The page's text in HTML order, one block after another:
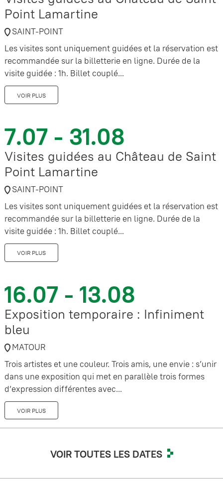
Point Lamartine
SAINT-POINT
Les visites sont uniquement guidées et la réservation est
recommandée sur la billetterie en ligne. Durée de la
visite guidée : 1h. Billet couplé...
VOIR PLUS
7.07 - 31.08
Visites guidées au Château de Saint
Point Lamartine
SAINT-POINT
Les visites sont uniquement guidées et la réservation est
recommandée sur la billetterie en ligne. Durée de la
visite guidée : 1h. Billet couplé...
VOIR PLUS
16.07 - 13.08
Exposition temporaire : Infiniment
bleu
MATOUR
Trois artistes et une couleur. Trois amis, une envie : s’unir
dans une exposition qui met en parallèle trois formes
d’expression différentes avec...
VOIR PLUS
VOIR TOUTES LES DATES